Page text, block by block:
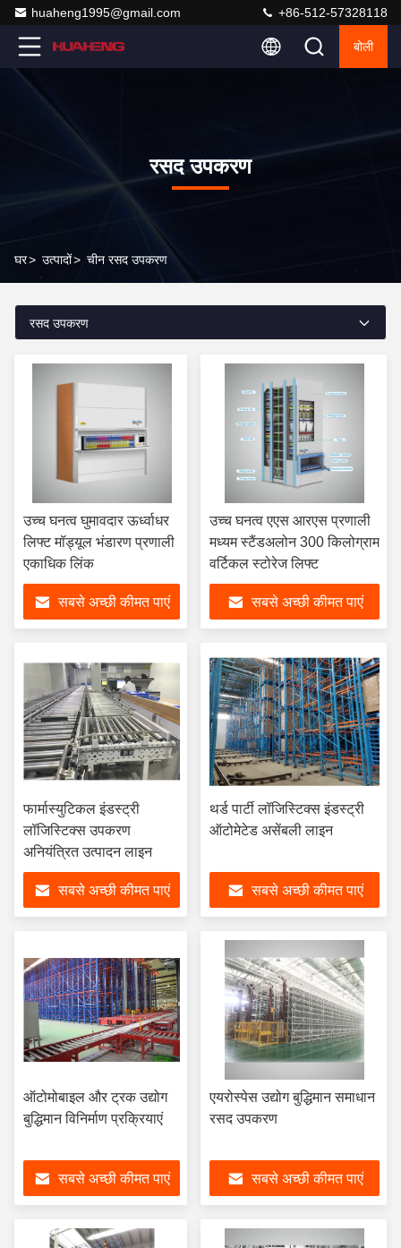
huaheng1995@gmail.com +86-512-57328118
बोली
रसद उपकरण
घर> उत्पादों> चीन रसद उपकरण
रसद उपकरण
उच्च घनत्व घुमावदार ऊर्ध्वाधर
लिफ्ट मॉड्यूल भंडारण प्रणाली
एकाधिक लिंक
सबसे अच्छी कीमत पाएं
उच्च घनत्व एएस आरएस प्रणाली
मध्यम स्टैंडअलोन 300 किलोग्राम
वर्टिकल स्टोरेज लिफ्ट
सबसे अच्छी कीमत पाएं
फार्मास्युटिकल इंडस्ट्री
लॉजिस्टिक्स उपकरण
अनियंत्रित उत्पादन लाइन
सबसे अच्छी कीमत पाएं
थर्ड पार्टी लॉजिस्टिक्स इंडस्ट्री
ऑटोमेटेड असेंबली लाइन
सबसे अच्छी कीमत पाएं
ऑटोमोबाइल और ट्रक उद्योग
बुद्धिमान विनिर्माण प्रक्रियाएं
सबसे अच्छी कीमत पाएं
एयरोस्पेस उद्योग बुद्धिमान समाधान
रसद उपकरण
सबसे अच्छी कीमत पाएं